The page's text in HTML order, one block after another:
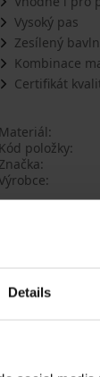
Details
Vysoký pas
Zesílený
Kombinace
Certifikát
Materiál
Kód položky
Značka